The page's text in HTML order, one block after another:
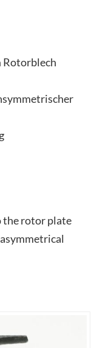
Rotorblech
the rotor plate